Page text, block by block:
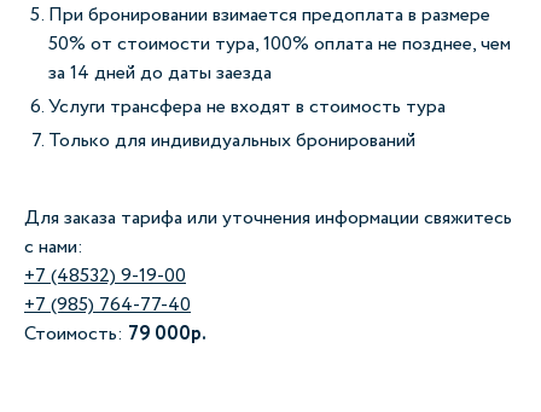
При бронировании взимается предоплата в размере
50% от стоимости тура, 100% оплата не позднее, чем
за 14 дней до даты заезда
Услуги трансфера не входят в стоимость тура
Только для индивидуальных бронирований
Для заказа тарифа или уточнения информации свяжитесь
с нами:
+7 (48532) 9-19-00
+7 (985) 764-77-40
Стоимость: 79 000р.